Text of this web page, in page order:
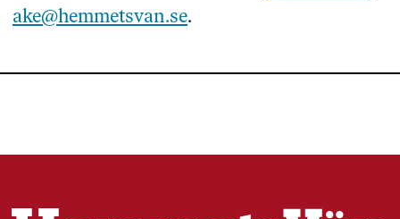
ake@hemmetsvan.se.